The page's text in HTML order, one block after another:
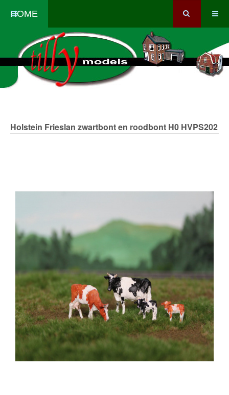
HOME
Holstein Frieslan zwartbont en roodbont H0 HVPS202